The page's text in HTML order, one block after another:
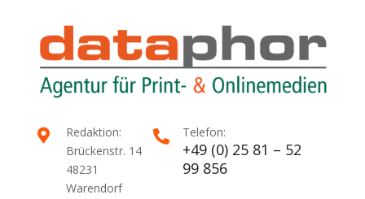

Redaktion:
Brückenstr. 14
48231
Warendorf
 Telefon:
+49 (0) 25 81 – 52
99 856